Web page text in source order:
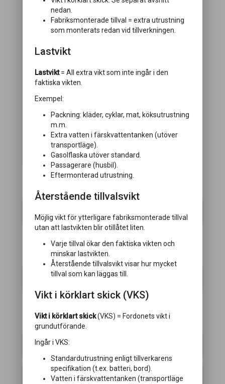
Komfortpaket
8 kg
Komfortpaket med hyllor i överskåp,
nackkuddar och handdukstork
CHASSI
KLIMAT/VÄRME
Aircondition
KÖK
Kylskåp
Micro
nedan.
Fabriksmonterade tillval = extra utrustning
som monterats redan vid tillverkningen.
Lastvikt
Lastvikt= All extra vikt som inte ingår i den
faktiska vikten.
Exempel:
Packning: kläder, cyklar, mat, köksutrustning
m.m.
Extra vatten i färskvattentanken (utöver
transportläge).
Gasolflaska utöver standard.
Passagerare (husbil).
Eftermonterad utrustning.
Återstående tillvalsvikt
Möjlig vikt för ytterligare fabriksmonterade tillval
utan att lastvikten blir otillåtet liten.
Varje tillval ökar den faktiska vikten och
minskar lastvikten.
Återstående tillvalsvikt visar hur mycket
tillval som kan läggas till.
Vikt i körklart skick (VKS)
Vikt i körklart skick(VKS) = Fordonets vikt i
grundutförande.
Ingår i VKS:
Standardutrustning enligt tillverkarens
specifikation (t.ex. batteri, bord).
Vatten i färskvattentanken (transportläge